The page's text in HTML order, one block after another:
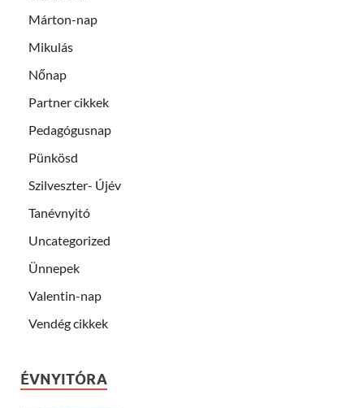
Márton-nap
Mikulás
Nőnap
Partner cikkek
Pedagógusnap
Pünkösd
Szilveszter- Újév
Tanévnyitó
Uncategorized
Ünnepek
Valentin-nap
Vendég cikkek
ÉVNYITÓRA